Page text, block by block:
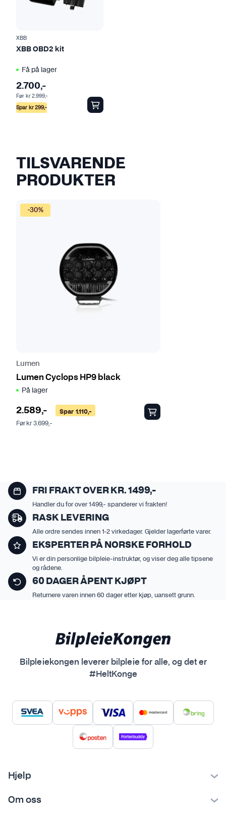
XBB
XBB OBD2 kit
Få på lager
2.700,-
Spar kr299,-
Før kr2.999,-
TILSVARENDE
PRODUKTER
-30%
Lumen
Lumen Cyclops HP9 black
På lager
2.589,- Spar 1.110,-
Førkr3.699,-
FRI FRAKT OVER KR. 1499,-
Handler du for over 1499,- spanderer vi frakten!
RASK LEVERING
Alle ordre sendes innen 1-2 virkedager. Gjelder lagerførte varer.
EKSPERTER PÅ NORSKE FORHOLD
Vi er din personlige bilpleie-instruktør, og viser deg alle tipsene
og rådene.
60 DAGER ÅPENT KJØPT
Returnere varen innen 60 dager etter kjøp, uansett grunn.
Bilpleiekongen leverer bilpleie for alle, og det er
#HeltKonge
Hjelp
Ofte stilte spørsmål
Om oss